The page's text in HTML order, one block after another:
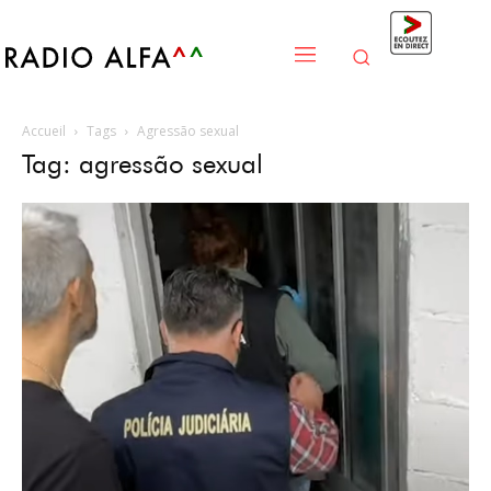
Accueil Tags Agressão sexual
Tag: agressão sexual